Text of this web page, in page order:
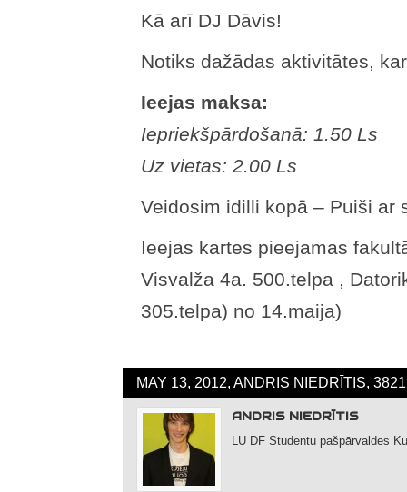
Kā arī DJ Dāvis!
Notiks dažādas aktivitātes,
Ieejas maksa:
Iepriekšpārdošanā: 1.50 Ls
Uz vietas: 2.00 Ls
Veidosim idilli kopā – Puiši ar
Ieejas kartes pieejamas
Visvalža 4a. 500.telpa ,
305.telpa) no 14.maija)
MAY 13, 2012, ANDRIS NIEDRĪTIS,
ANDRIS NIEDRĪTIS
LU DF Studentu pašpārvaldes